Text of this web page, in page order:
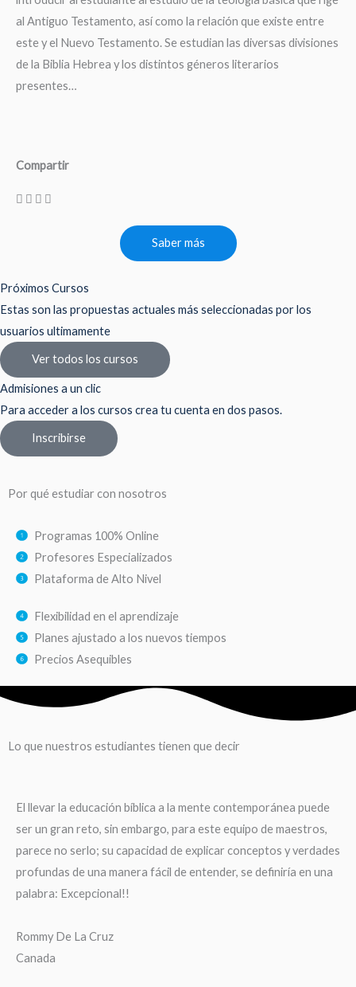
al Antiguo Testamento, así como la relación que existe entre
este y el Nuevo Testamento. Se estudian las diversas divisiones
de la Biblia Hebrea y los distintos géneros literarios
presentes…
Compartir
Saber más
Próximos Cursos
Estas son las propuestas actuales más seleccionadas por los
usuarios ultimamente
Ver todos los cursos
Admisiones a un clic
Para acceder a los cursos crea tu cuenta en dos pasos.
Inscribirse
Por qué estudiar con nosotros
Programas 100% Online
Profesores Especializados
Plataforma de Alto Nivel
Flexibilidad en el aprendizaje
Planes ajustado a los nuevos tiempos
Precios Asequibles
Lo que nuestros estudiantes tienen que decir
El llevar la educación bíblica a la mente contemporánea puede
ser un gran reto, sin embargo, para este equipo de maestros,
parece no serlo; su capacidad de explicar conceptos y verdades
profundas de una manera fácil de entender, se definiría en una
palabra: Excepcional!!
Rommy De La Cruz
Canada